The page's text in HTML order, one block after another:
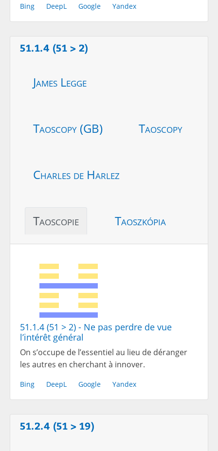
Bing DeepL Google Yandex
51.1.4 (51 > 2)
James Legge
Taoscopy (GB) Taoscopy
Charles de Harlez
Taoscopie Taoszkópia
51.1.4 (51 > 2) - Ne pas perdre de vue
l’intérêt général
On s’occupe de l’essentiel au lieu de déranger
les autres en cherchant à innover.
Bing DeepL Google Yandex
51.2.4 (51 > 19)